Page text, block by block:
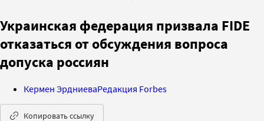
Украинская федерация призвала FIDE
отказаться от обсуждения вопроса
допуска россиян
Кермен ЭрдниеваРедакция Forbes
Копировать ссылку